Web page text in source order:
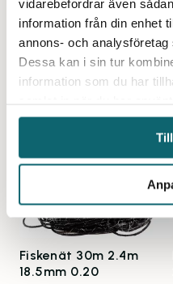
vidarebefordrar även
information från din enhet
annons- och
Dessa kan i sin tur
information som du har
18.5mm 0.20
Fiskenät med maska 18.5
mm och djup 1.8 m.
Trådgrovlek 0.20 mm.
Finns i lager
909kr
Fiskenät 30m 2.4m
18.5mm 0.20